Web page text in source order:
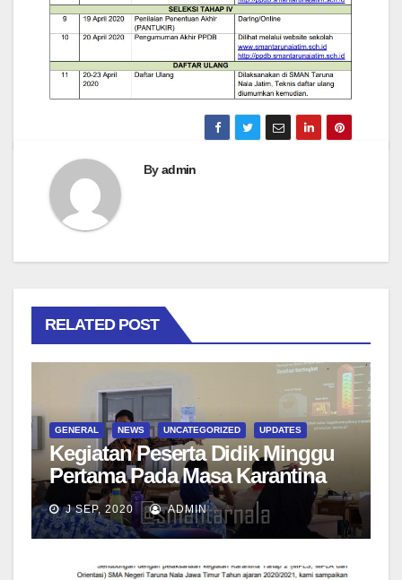
Byadmin
RELATED POST
GENERAL NEWS UNCATEGORIZED UPDATES
Kegiatan Peserta Didik Minggu
Pertama Pada Masa Karantina
Tahap II di LANAL Malang
J SEP, 2020 ADMIN